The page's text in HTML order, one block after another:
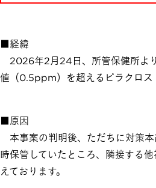
■経緯
2026年2月24日、所管保健所よ
値（0.5ppm）を超えるピラクロス
■原因
本事案の判明後、ただちに対策
時保管していたところ、隣接する
えております。